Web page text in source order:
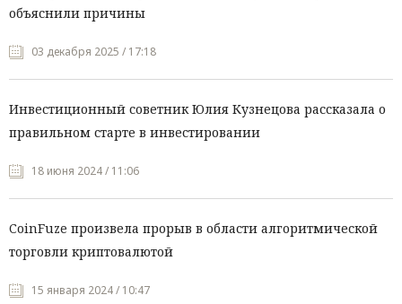
объяснили причины
03 декабря 2025 / 17:18
Инвестиционный советник Юлия Кузнецова рассказала о
правильном старте в инвестировании
18 июня 2024 / 11:06
CoinFuze произвела прорыв в области алгоритмической
торговли криптовалютой
15 января 2024 / 10:47